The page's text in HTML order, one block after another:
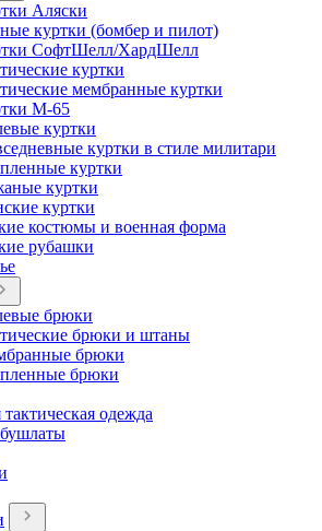
Аляски
куртки (бомбер и пилот)
СофтШелл/ХардШелл
куртки
мембранные куртки
М-65
куртки
куртки в стиле милитари
куртки
куртки
куртки
костюмы и военная форма
рубашки
брюки
брюки и штаны
брюки
брюки
одежда